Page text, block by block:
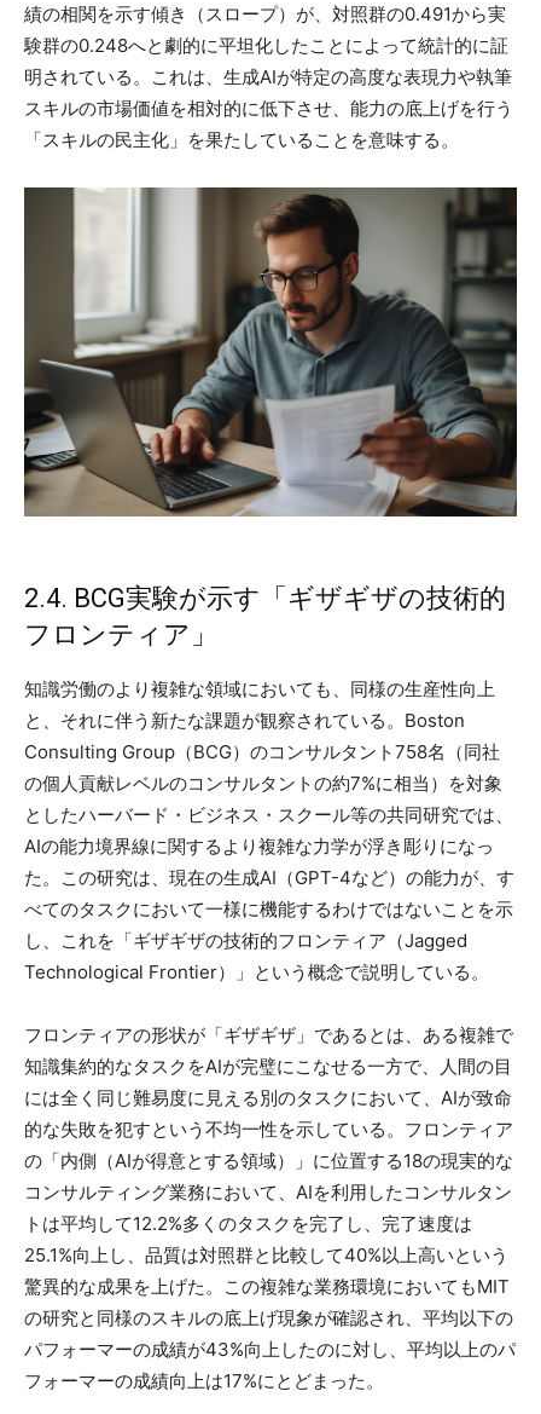
績の相関を示す傾き（スロープ）が、対照群の0.491から実
験群の0.248へと劇的に平坦化したことによって統計的に証
明されている。これは、生成AIが特定の高度な表現力や執筆
スキルの市場価値を相対的に低下させ、能力の底上げを行う
「スキルの民主化」を果たしていることを意味する。
2.4. BCG実験が示す「ギザギザの技術的
フロンティア」
知識労働のより複雑な領域においても、同様の生産性向上
と、それに伴う新たな課題が観察されている。Boston
Consulting Group（BCG）のコンサルタント758名（同社
の個人貢献レベルのコンサルタントの約7%に相当）を対象
としたハーバード・ビジネス・スクール等の共同研究では、
AIの能力境界線に関するより複雑な力学が浮き彫りになっ
た。この研究は、現在の生成AI（GPT-4など）の能力が、す
べてのタスクにおいて一様に機能するわけではないことを示
し、これを「ギザギザの技術的フロンティア（Jagged
Technological Frontier）」という概念で説明している。
フロンティアの形状が「ギザギザ」であるとは、ある複雑で
知識集約的なタスクをAIが完璧にこなせる一方で、人間の目
には全く同じ難易度に見える別のタスクにおいて、AIが致命
的な失敗を犯すという不均一性を示している。フロンティア
の「内側（AIが得意とする領域）」に位置する18の現実的な
コンサルティング業務において、AIを利用したコンサルタン
トは平均して12.2%多くのタスクを完了し、完了速度は
25.1%向上し、品質は対照群と比較して40%以上高いという
驚異的な成果を上げた。この複雑な業務環境においてもMIT
の研究と同様のスキルの底上げ現象が確認され、平均以下の
パフォーマーの成績が43%向上したのに対し、平均以上のパ
フォーマーの成績向上は17%にとどまった。